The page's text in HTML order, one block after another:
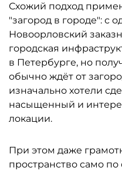
Схожий подход
"загород в городе": с
Новоорловский
город­ская
в Петербурге, но
обычно ждёт от
изначально хотели
насыщенный и
локации.
При этом даже
пространство само